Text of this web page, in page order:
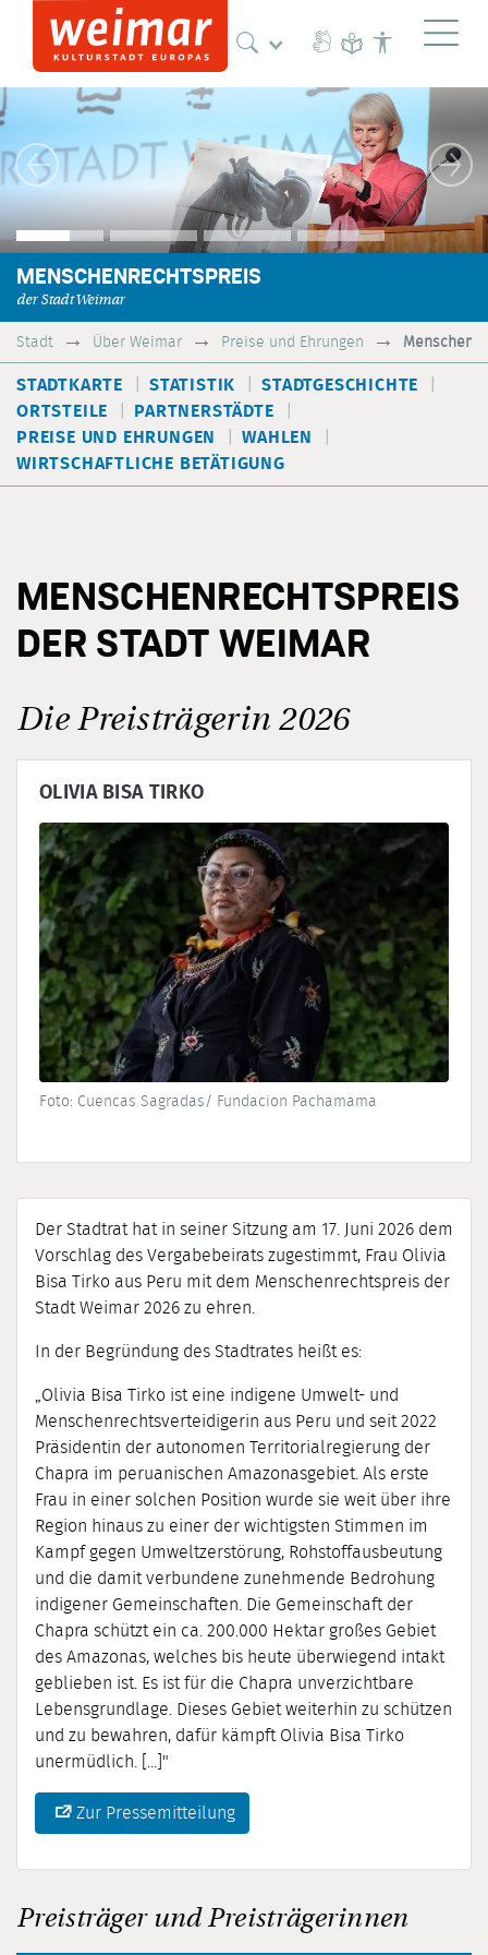
MENSCHENRECHTSPREIS
der Stadt Weimar
Vorheriges Bild
Stadt Über Weimar Preise und Ehrungen
STADTKARTE STATISTIK
STADTGESCHICHTE
ORTSTEILE
PARTNERSTÄDTE
PREISE UND EHRUNGEN
WAHLEN
WIRTSCHAFTLICHE BETÄTIGUNG
MENSCHENRECHTSPREIS
DER STADT WEIMAR
Die Preisträgerin 2026
OLIVIA BISA TIRKO
Foto: Cuencas Sagradas/ Fundacion Pachamama
Der Stadtrat hat in seiner Sitzung am 17. Juni 2026 dem
Vorschlag des Vergabebeirats zugestimmt, Frau Olivia
Bisa Tirko aus Peru mit dem Menschenrechtspreis der
Stadt Weimar 2026 zu ehren.
In der Begründung des Stadtrates heißt es:
„Olivia Bisa Tirko ist eine indigene Umwelt- und
Menschenrechtsverteidigerin aus Peru und seit 2022
Präsidentin der autonomen Territorialregierung der
Chapra im peruanischen Amazonasgebiet. Als erste
Frau in einer solchen Position wurde sie weit über ihre
Region hinaus zu einer der wichtigsten Stimmen im
Kampf gegen Umweltzerstörung, Rohstoffausbeutung
und die damit verbundene zunehmende Bedrohung
indigener Gemeinschaften. Die Gemeinschaft der
Chapra schützt ein ca. 200.000 Hektar großes Gebiet
des Amazonas, welches bis heute überwiegend intakt
geblieben ist. Es ist für die Chapra unverzichtbare
Lebensgrundlage. Dieses Gebiet weiterhin zu schützen
und zu bewahren, dafür kämpft Olivia Bisa Tirko
unermüdlich. [...]"
Zur Pressemitteilung
Preisträger und Preisträgerinnen